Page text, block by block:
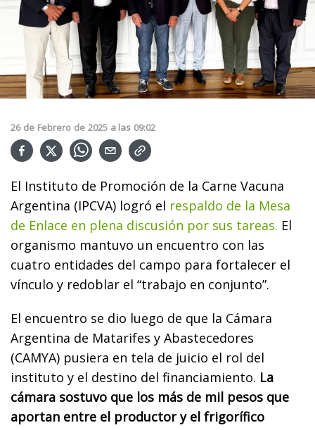
26 de Febrero de 2025 a las 09:02
El Instituto de Promoción de la Carne Vacuna
Argentina (IPCVA) logró el respaldo de la Mesa
de Enlace en plena discusión por sus tareas. El
organismo mantuvo un encuentro con las
cuatro entidades del campo para fortalecer el
vínculo y redoblar el “trabajo en conjunto”.
El encuentro se dio luego de que la Cámara
Argentina de Matarifes y Abastecedores
(CAMYA) pusiera en tela de juicio el rol del
instituto y el destino del financiamiento. La
cámara sostuvo que los más de mil pesos que
aportan entre el productor y el frigorífico